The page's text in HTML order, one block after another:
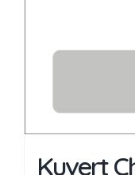
Kuvert